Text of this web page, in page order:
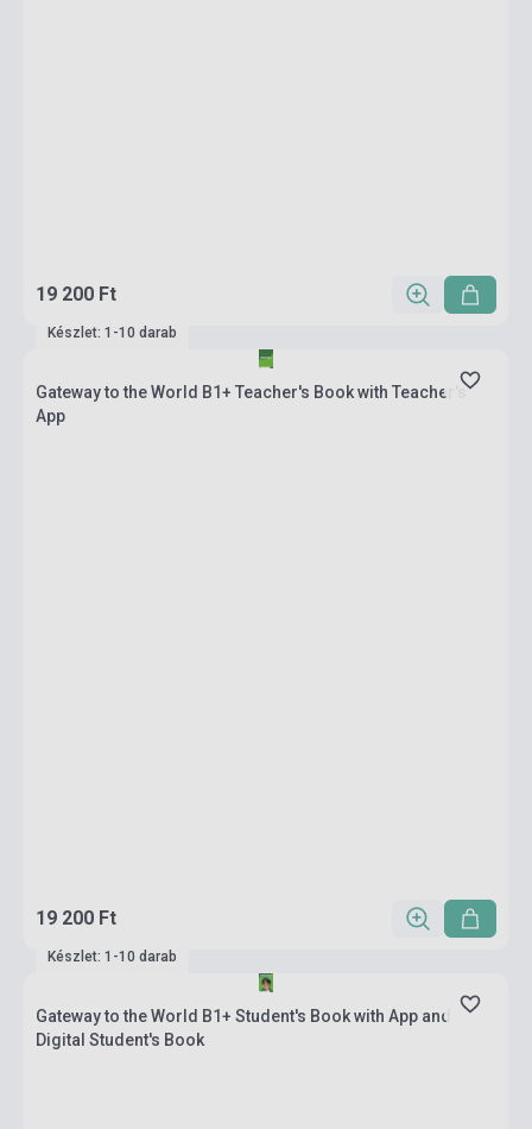
19 200 Ft
Készlet: 1-10 darab
Gateway to the World B1+ Teacher's Book with Teacher's
App
19 200 Ft
Készlet: 1-10 darab
Gateway to the World B1+ Student's Book with App and
Digital Student's Book